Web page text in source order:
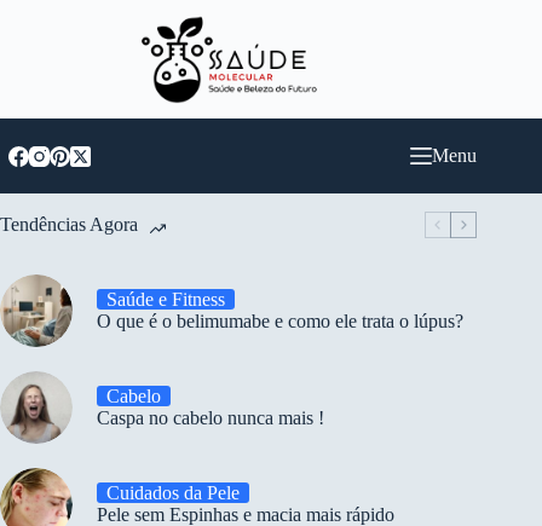
Menu
Tendências Agora
Saúde e Fitness
O que é o belimumabe e como ele trata o lúpus?
Cabelo
Caspa no cabelo nunca mais !
Cuidados da Pele
Pele sem Espinhas e macia mais rápido